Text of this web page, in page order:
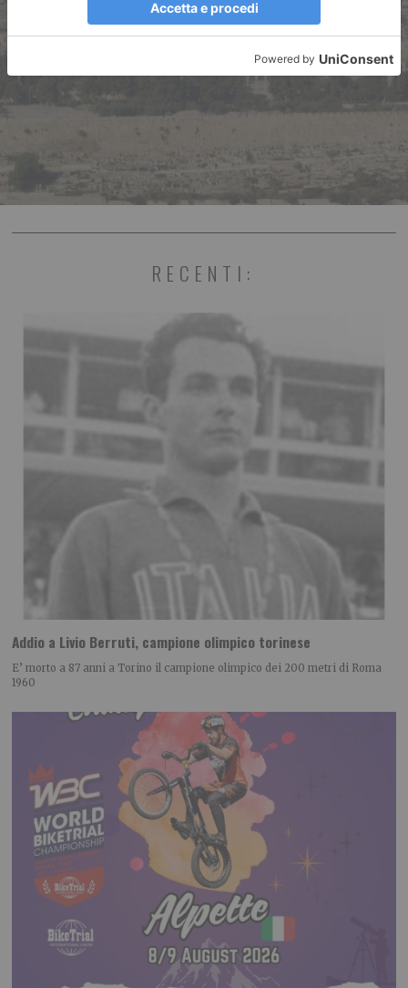
ARTICOLO SUCCESSIVO
L’odio contro Israele
RECENTI:
Addio a Livio Berruti, campione olimpico torinese
E’ morto a 87 anni a Torino il campione olimpico dei 200 metri di Roma
1960